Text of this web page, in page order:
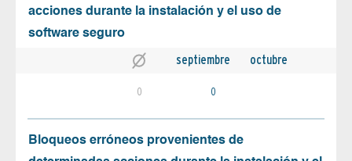
acciones durante la instalación y el uso de
software seguro
septiembre octubre
0 0
Bloqueos erróneos provenientes de